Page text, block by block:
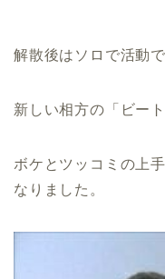
解散後はソロで活動で
新しい相方の「ビー
ボケとツッコミの上
なりました。